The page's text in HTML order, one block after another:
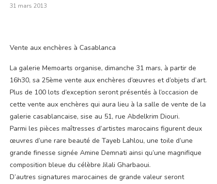
31 mars 2013
Vente aux enchères à Casablanca
La galerie Memoarts organise, dimanche 31 mars, à partir de
16h30, sa 25ème vente aux enchères d’œuvres et d’objets d’art.
Plus de 100 lots d’exception seront présentés à l’occasion de
cette vente aux enchères qui aura lieu à la salle de vente de la
galerie casablancaise, sise au 51, rue Abdelkrim Diouri.
Parmi les pièces maîtresses d’artistes marocains figurent deux
œuvres d’une rare beauté de Tayeb Lahlou, une toile d’une
grande finesse signée Amine Demnati ainsi qu’une magnifique
composition bleue du célèbre Jilali Gharbaoui.
D’autres signatures marocaines de grande valeur seront